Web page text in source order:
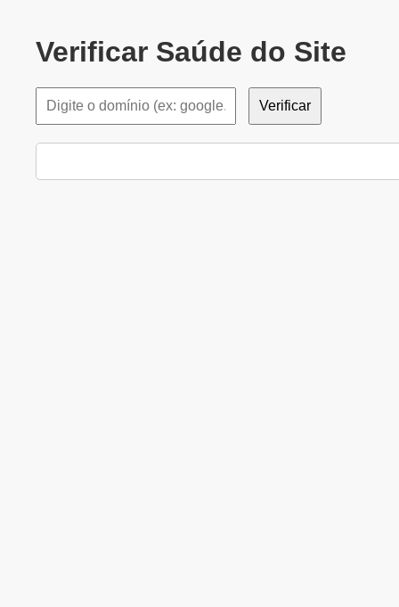
Verificar Saúde do Site
Verificar